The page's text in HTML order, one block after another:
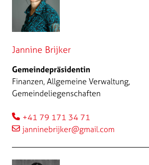
Jannine Brijker
Gemeindepräsidentin
Finanzen, Allgemeine Verwaltung,
Gemeindeliegenschaften
+41 79 171 34 71
janninebrijker@gmail.com